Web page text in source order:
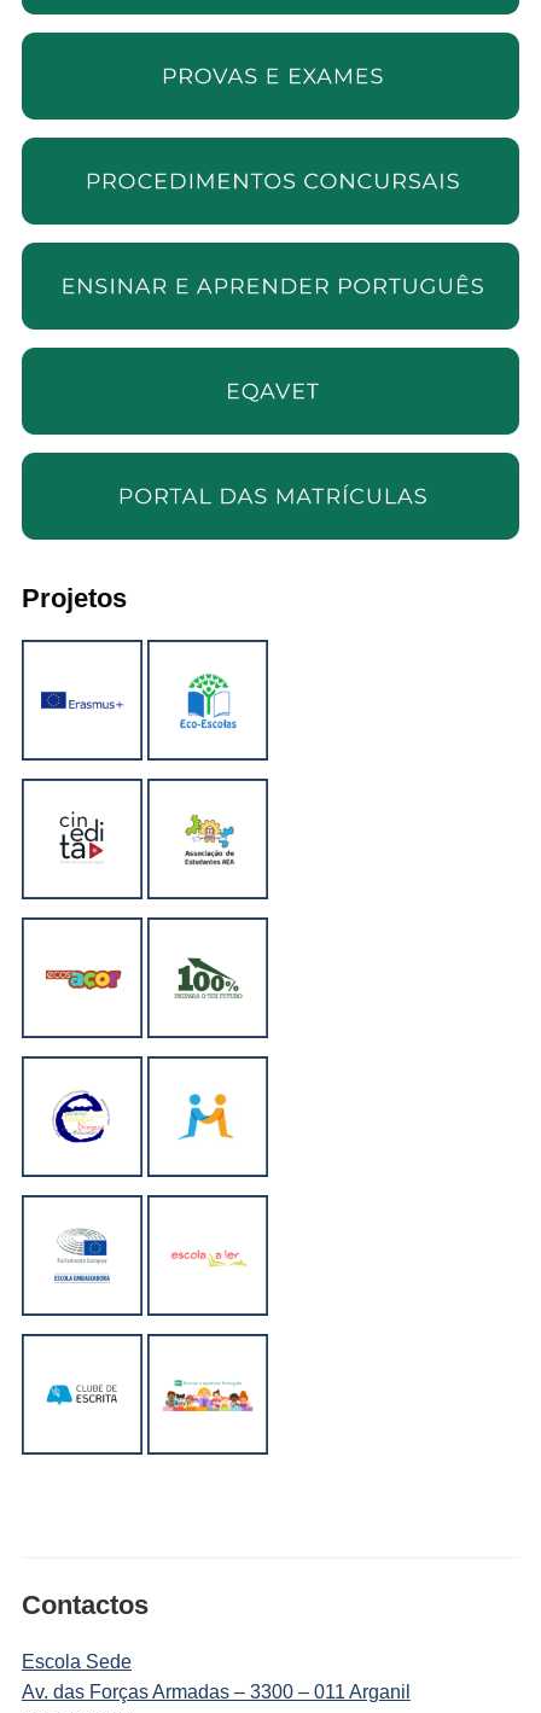
Projetos
Contactos
Escola Sede
Av. das Forças Armadas – 3300 – 011 Arganil